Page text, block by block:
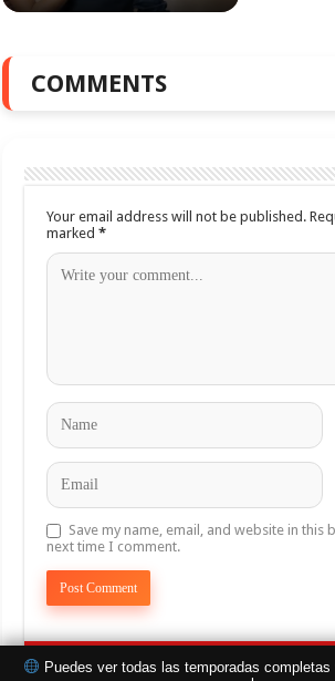
COMMENTS
Your email address will not be published.
marked*
Save my name, email, and website in this
next time I comment.
Puedes ver todas las temporadas